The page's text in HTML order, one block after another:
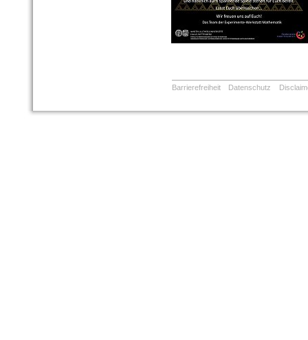
Barrierefreiheit Datenschutz